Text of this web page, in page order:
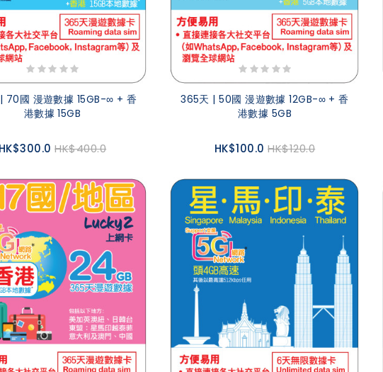
70國 漫遊數據 15GB-∞ + 香
港數據 15GB
HK$400.0
365天 | 50國 漫遊數據 12GB-∞ + 香
港數據 5GB
HK$100.0 HK$120.0